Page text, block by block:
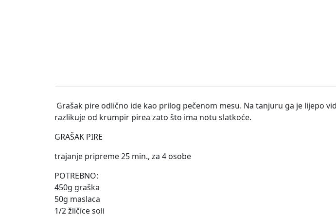
Grašak pire odlično ide kao prilog pečenom mesu. Na tanjuru ga je lijepo
razlikuje od krumpir pirea zato što ima notu slatkoće.
GRAŠAK PIRE
trajanje pripreme 25 min., za 4 osobe
POTREBNO:
450g graška
50g maslaca
1/2 žličice soli